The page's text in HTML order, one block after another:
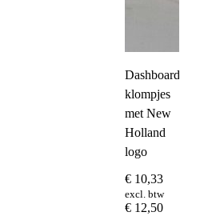
Dashboard
klompjes
met New
Holland
logo
€ 10,33
excl. btw
€ 12,50